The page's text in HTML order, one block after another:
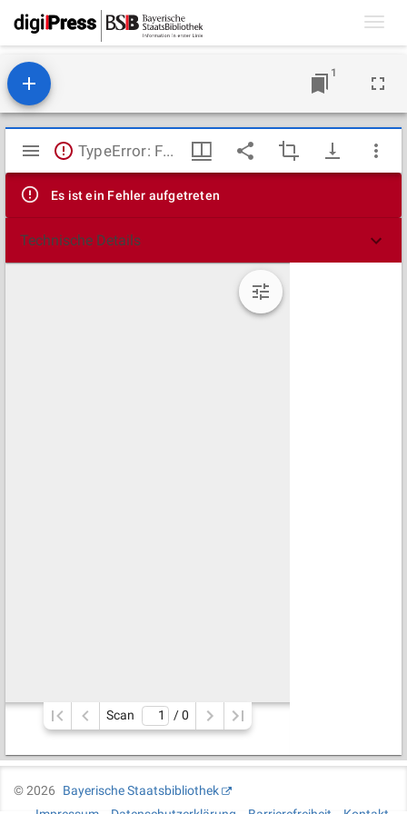
1
Mirador
Viewer
TypeError: Failed to fetch
Es ist ein Fehler aufgetreten
Technische Details
Scan / 0
©2026
Bayerische Staatsbibliothek